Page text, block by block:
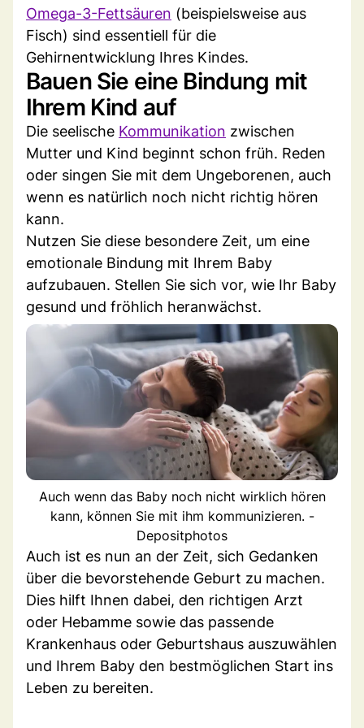
Omega-3-Fettsäuren (beispielsweise aus
Fisch) sind essentiell für die
Gehirnentwicklung Ihres Kindes.
Bauen Sie eine Bindung mit
Ihrem Kind auf
Die seelische Kommunikation zwischen
Mutter und Kind beginnt schon früh. Reden
oder singen Sie mit dem Ungeborenen, auch
wenn es natürlich noch nicht richtig hören
kann.
Nutzen Sie diese besondere Zeit, um eine
emotionale Bindung mit Ihrem Baby
aufzubauen. Stellen Sie sich vor, wie Ihr Baby
gesund und fröhlich heranwächst.
Auch wenn das Baby noch nicht wirklich hören
kann, können Sie mit ihm kommunizieren. -
Depositphotos
Auch ist es nun an der Zeit, sich Gedanken
über die bevorstehende Geburt zu machen.
Dies hilft Ihnen dabei, den richtigen Arzt
oder Hebamme sowie das passende
Krankenhaus oder Geburtshaus auszuwählen
und Ihrem Baby den bestmöglichen Start ins
Leben zu bereiten.